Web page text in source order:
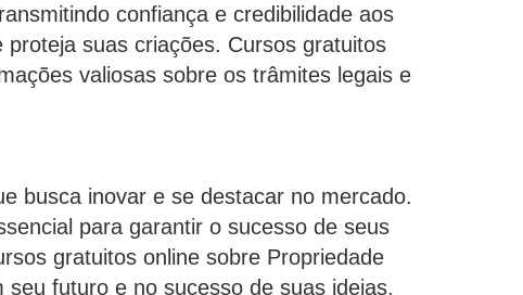
confiança e credibilidade aos
suas criações. Cursos gratuitos
valiosas sobre os trâmites legais e
busca inovar e se destacar no mercado.
para garantir o sucesso de seus
gratuitos online sobre Propriedade
futuro e no sucesso de suas ideias,